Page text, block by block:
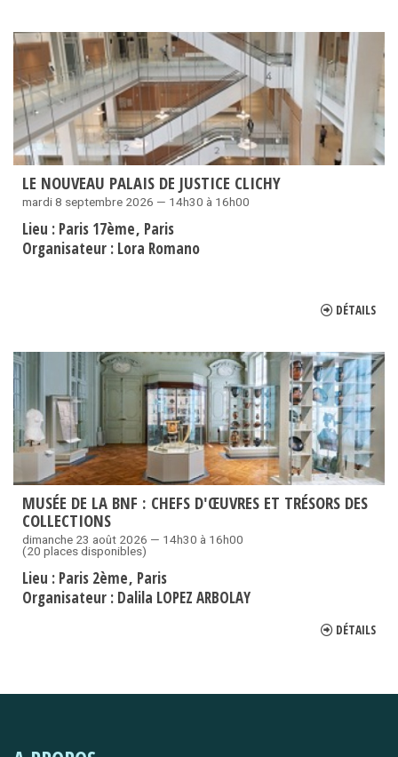
LE NOUVEAU PALAIS DE JUSTICE CLICHY
mardi 8 septembre 2026 — 14h30 à 16h00
Lieu : Paris 17ème Paris
Organisateur : Lora Romano
DÉTAILS
MUSÉE DE LA BNF : CHEFS D'ŒUVRES ET TRÉSORS DES
COLLECTIONS
dimanche 23 août 2026 — 14h30 à 16h00
(20 places disponibles)
Lieu : Paris 2ème Paris
Organisateur : Dalila LOPEZ ARBOLAY
DÉTAILS